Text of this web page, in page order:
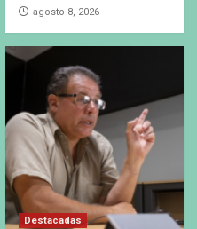
agosto 8, 2026
Destacadas